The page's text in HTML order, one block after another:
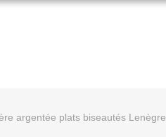
argentée plats biseautés Lenègre